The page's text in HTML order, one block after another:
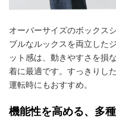
オーバーサイズのボックス
ブルなルックスを両立した
ット感は、動きやすさを損
着に最適です。すっきりし
運転時にもおすすめ。
機能性を高める、多